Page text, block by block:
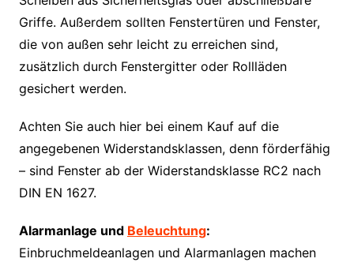
Griffe. Außerdem sollten Fenstertüren und Fenster,
die von außen sehr leicht zu erreichen sind,
zusätzlich durch Fenstergitter oder Rollläden
gesichert werden.
Achten Sie auch hier bei einem Kauf auf die
angegebenen Widerstandsklassen, denn förderfähig
– sind Fenster ab der Widerstandsklasse RC2 nach
DIN EN 1627.
Alarmanlage und Beleuchtung:
Einbruchmeldeanlagen und Alarmanlagen machen